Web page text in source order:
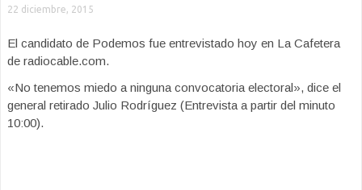
22 diciembre, 2015
El candidato de Podemos fue entrevistado hoy en La Cafetera
de radiocable.com.
«No tenemos miedo a ninguna convocatoria electoral», dice el
general retirado Julio Rodríguez (Entrevista a partir del minuto
10:00).